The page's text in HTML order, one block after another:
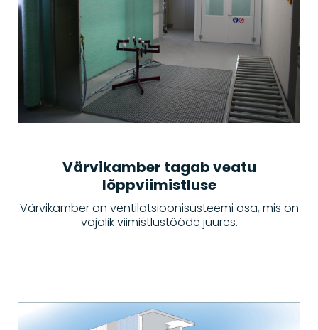
Värvikamber tagab veatu
lõppviimistluse
Värvikamber on ventilatsioonisüsteemi osa, mis on
vajalik viimistlustööde juures.